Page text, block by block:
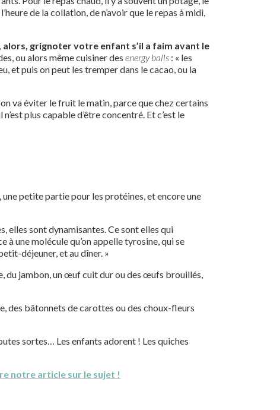
de la collation, de n’avoir que le repas à midi,
alors, grignoter votre enfant s’il a faim avant le
ou alors même cuisiner des energy balls : « les
et puis on peut les tremper dans le cacao, ou la
va éviter le fruit le matin, parce que chez certains
plus capable d’être concentré. Et c’est le
, une petite partie pour les protéines, et encore une
elles sont dynamisantes. Ce sont elles qui
à une molécule qu’on appelle tyrosine, qui se
déjeuner, et au dîner. »
du jambon, un œuf cuit dur ou des œufs brouillés,
des bâtonnets de carottes ou des choux-fleurs
sortes… Les enfants adorent ! Les quiches
notre article sur le sujet !